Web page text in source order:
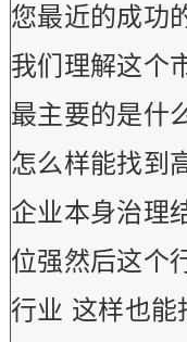
您最近的成功
我们理解这个
最主要的是什
怎么样能找到
企业本身治理
位强然后这个
行业 这样也能